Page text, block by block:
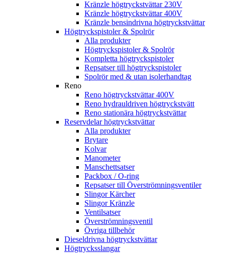
Kränzle högtryckstvättar 230V
Kränzle högtryckstvättar 400V
Kränzle bensindrivna högtryckstvättar
Högtryckspistoler & Spolrör
Alla produkter
Högtryckspistoler & Spolrör
Kompletta högtryckspistoler
Repsatser till högtryckspistoler
Spolrör med & utan isolerhandtag
Reno
Reno högtryckstvättar 400V
Reno hydrauldriven högtryckstvätt
Reno stationära högtryckstvättar
Reservdelar högtryckstvättar
Alla produkter
Brytare
Kolvar
Manometer
Manschettsatser
Packbox / O-ring
Repsatser till Överströmningsventiler
Slingor Kärcher
Slingor Kränzle
Ventilsatser
Överströmningsventil
Övriga tillbehör
Dieseldrivna högtryckstvättar
Högtrycksslangar